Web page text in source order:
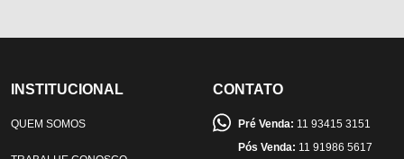
INSTITUCIONAL
QUEM SOMOS
CONTATO
Pré Venda: 11 93415 3151
Pós Venda: 11 91986 5617